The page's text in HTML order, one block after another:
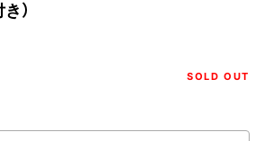
）
SOLD OUT